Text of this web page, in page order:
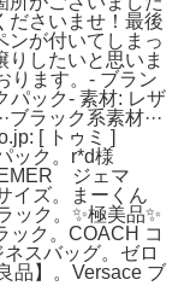
ださいませ！最後
ンが付いてしまっ
したいと思いま
ります。- ブラン
パック- 素材: レザ
ラック系素材···
[ トゥミ ]
ック。r*d様
ジェマ
イズ。まーくん
ク。✨極美品✨
ック。COACH コ
スバッグ。ゼロ
品】。Versace ブ